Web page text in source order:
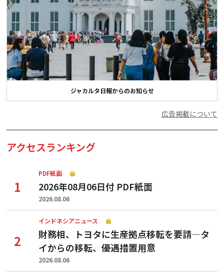
ジャカルタ日報からのお知らせ
広告掲載について
アクセスランキング
PDF紙面
2026年08月06日付 PDF紙面
2026.08.06
インドネシアニュース
財務相、トヨタに生産拠点移転を要請—タ
イからの移転、優遇措置用意
2026.08.06